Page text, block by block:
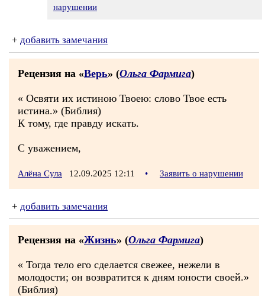
нарушении
+ добавить замечания
Рецензия на «Верь» (Ольга Фармига)
« Освяти их истиною Твоею: слово Твое есть
истина.» (Библия)
К тому, где правду искать.
С уважением,
Алёна Сула 12.09.2025 12:11 • Заявить о нарушении
+ добавить замечания
Рецензия на «Жизнь» (Ольга Фармига)
« Тогда тело его сделается свежее, нежели в
молодости; он возвратится к дням юности своей.»
(Библия)